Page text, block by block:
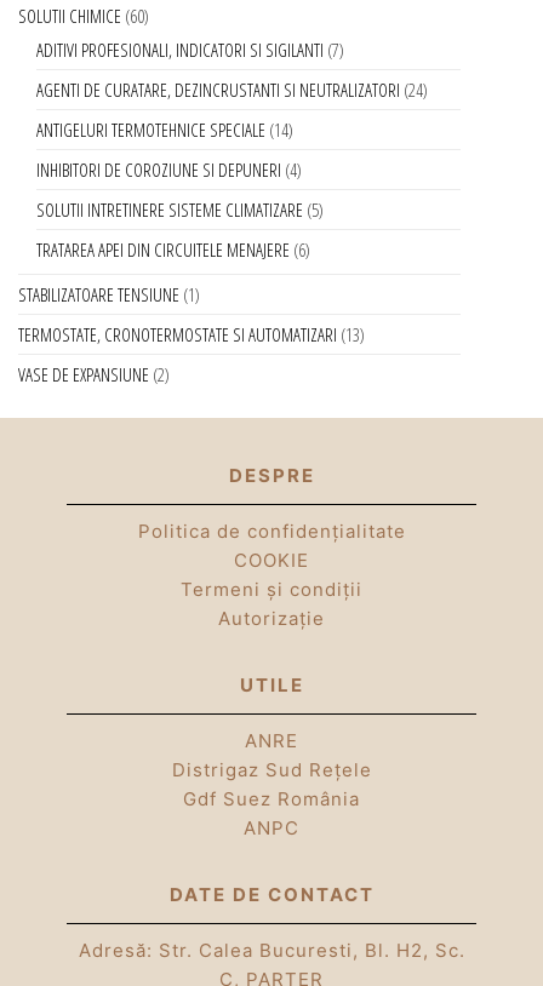
SOLUTII CHIMICE 60
ADITIVI PROFESIONALI, INDICATORI SI SIGILANTI 7
AGENTI DE CURATARE, DEZINCRUSTANTI SI NEUTRALIZATORI 24
ANTIGELURI TERMOTEHNICE SPECIALE 14
INHIBITORI DE COROZIUNE SI DEPUNERI 4
SOLUTII INTRETINERE SISTEME CLIMATIZARE 5
TRATAREA APEI DIN CIRCUITELE MENAJERE 6
STABILIZATOARE TENSIUNE 1
TERMOSTATE, CRONOTERMOSTATE SI AUTOMATIZARI 13
VASE DE EXPANSIUNE 2
DESPRE
Politica de confidențialitate
COOKIE
Termeni și condiții
Autorizație
UTILE
ANRE
Distrigaz Sud Rețele
Gdf Suez România
ANPC
DATE DE CONTACT
Adresă: Str. Calea Bucuresti, Bl. H2, Sc.
C, PARTER